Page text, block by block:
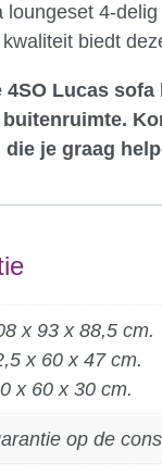
loungeset 4-
biedt
Lucas
je graag
x 93 x 88,5 cm.
x 60 x 47 cm.
x 60 x 30 cm.
op de